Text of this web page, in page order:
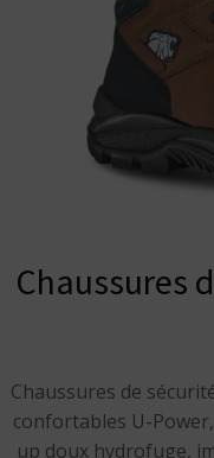
Chaussures
Chaussures de
confortables U-
up doux hydrofuge,